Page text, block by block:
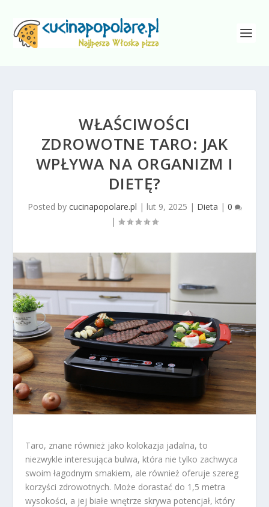
WŁAŚCIWOŚCI
ZDROWOTNE TARO: JAK
WPŁYWA NA ORGANIZM I
DIETĘ?
Posted by cucinapopolare.pl | lut 9, 2025 | Dieta | 0
|
Taro, znane również jako kolokazja jadalna, to
niezwykle interesująca bulwa, która nie tylko zachwyca
swoim łagodnym smakiem, ale również oferuje szereg
korzyści zdrowotnych. Może dorastać do 1,5 metra
wysokości, a jej białe wnętrze skrywa potencjał, który